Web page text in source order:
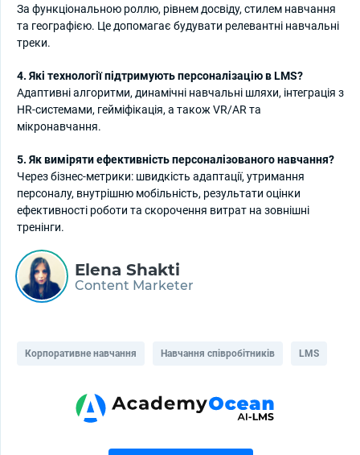
За функціональною роллю, рівнем досвіду, стилем навчання
та географією. Це допомагає будувати релевантні навчальні
треки.
4. Які технології підтримують персоналізацію в LMS?
Адаптивні алгоритми, динамічні навчальні шляхи, інтеграція з
HR-системами, гейміфікація, а також VR/AR та
мікронавчання.
5. Як виміряти ефективність персоналізованого навчання?
Через бізнес-метрики: швидкість адаптації, утримання
персоналу, внутрішню мобільність, результати оцінки
ефективності роботи та скорочення витрат на зовнішні
тренінги.
Elena Shakti
Content Marketer
Корпоративне навчання Навчання співробітників LMS